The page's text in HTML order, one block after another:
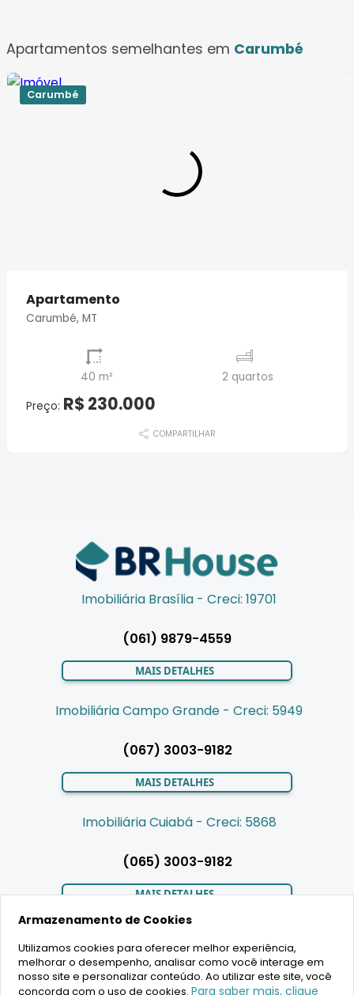
Apartamentos semelhantes em Carumbé
Carumbé
Apartamento
Carumbé, MT
40 m²
2 quartos
Preço: R$ 230.000
COMPARTILHAR
Imobiliária Brasília - Creci: 19701
(061) 9879-4559
MAIS DETALHES
Imobiliária Campo Grande - Creci: 5949
(067) 3003-9182
MAIS DETALHES
Imobiliária Cuiabá - Creci: 5868
(065) 3003-9182
MAIS DETALHES
LIGAMOS PARA VOCÊ
Armazenamento de Cookies
Utilizamos cookies para oferecer melhor experiência,
melhorar o desempenho, analisar como você interage em
nosso site e personalizar conteúdo. Ao utilizar este site, você
concorda com o uso de cookies.Para saber mais, clique